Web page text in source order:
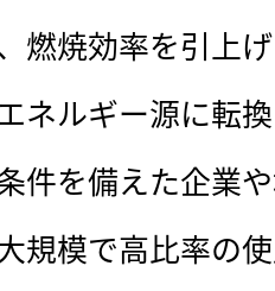
燃焼効率を引上
ネルギー源に転
件を備えた企業
規模で高比率の